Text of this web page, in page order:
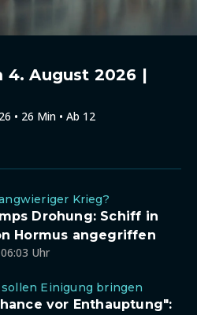
4. August 2026 |
• 26 Min • Ab 12
Krieg?
Drohung: Schiff in
Hormus angegriffen
Uhr
sollen Einigung bringen
vor Enthauptung":